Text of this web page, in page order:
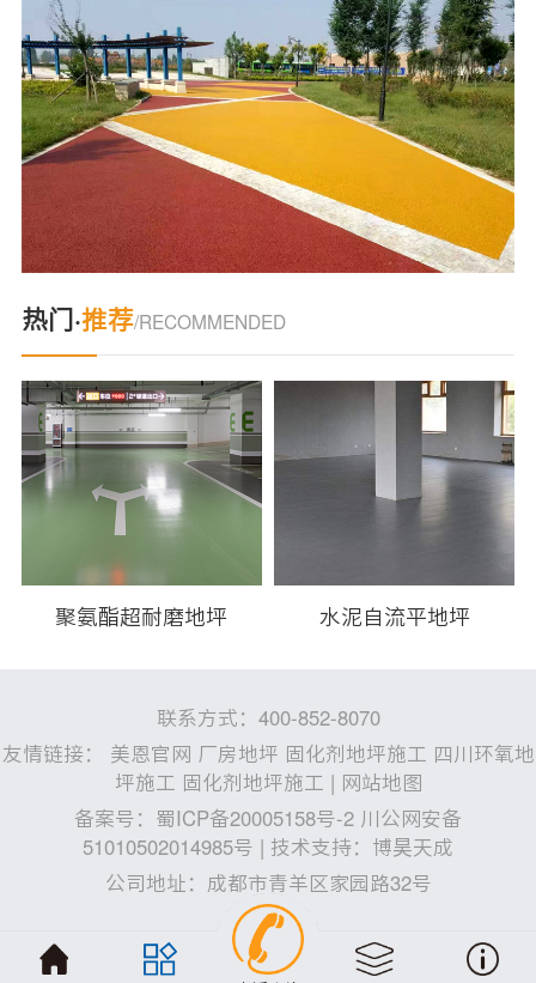
热门·推荐/RECOMMENDED
聚氨酯超耐磨地坪 水泥自流平地坪
联系方式：400-852-8070
友情链接： 美恩官网 厂房地坪 固化剂地坪施工 四川环氧地
坪施工 固化剂地坪施工
网站地图
备案号： 蜀ICP备20005158号-2 川公网安备
51010502014985号
| 技术支持： 博昊天成
公司地址：成都市青羊区家园路32号